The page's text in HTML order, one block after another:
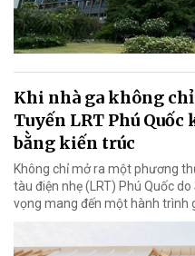
Khi nhà ga không
Tuyến LRT Phú Quốc
bằng kiến trúc
Không chỉ mở ra một phương
tàu điện nhẹ (LRT) Phú Quốc
vọng mang đến một hành trình